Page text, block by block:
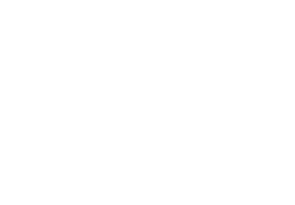
成绩
中国思想政工作论文选编》
所检查指导工作
业赴万州开展项目考察、劳务对接活动